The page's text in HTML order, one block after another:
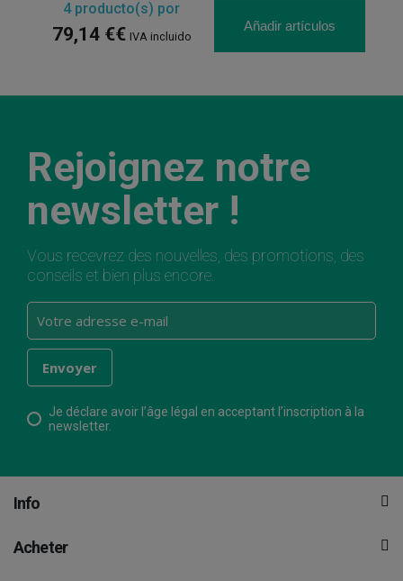
4producto(s) por
79,14 €€ IVA incluido
Añadir artículos
Rejoignez notre
newsletter !
Vous recevrez des nouvelles, des promotions, des
conseils et bien plus encore.
Je déclare avoir l’âge légal en acceptant l’inscription à la
newsletter.
Info
Acheter